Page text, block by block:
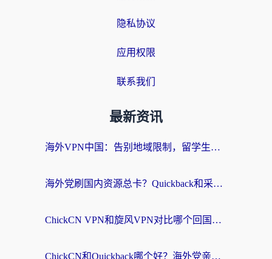
隐私协议
应用权限
联系我们
最新资讯
海外VPN中国：告别地域限制，留学生与华人如何轻松刷国内剧、玩国服？
海外党刷国内资源总卡？Quickback和采集蜂好用吗？这篇指南帮你避坑
ChickCN VPN和旋风VPN对比哪个回国效果更好？海外党亲测实用指南
ChickCN和Quickback哪个好？海外党亲测回国加速器，轻松解锁国内资源（附避坑指南）